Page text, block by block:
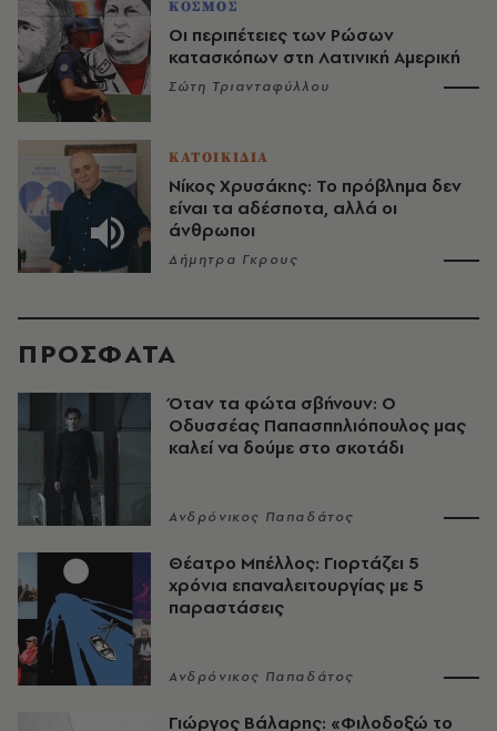
ΚΟΣΜΟΣ
Οι περιπέτειες των Ρώσων
κατασκόπων στη Λατινική Αμερική
Σώτη Τριανταφύλλου
ΚΑΤΟΙΚΙΔΙΑ
Νίκος Χρυσάκης: Το πρόβλημα δεν
είναι τα αδέσποτα, αλλά οι
άνθρωποι
Δήμητρα Γκρους
ΠΡΟΣΦΑΤΑ
Όταν τα φώτα σβήνουν: Ο
Οδυσσέας Παπασπηλιόπουλος μας
καλεί να δούμε στο σκοτάδι
Ανδρόνικος Παπαδάτος
Θέατρο Μπέλλος: Γιορτάζει 5
χρόνια επαναλειτουργίας με 5
παραστάσεις
Ανδρόνικος Παπαδάτος
Γιώργος Βάλαρης: «Φιλοδοξώ το